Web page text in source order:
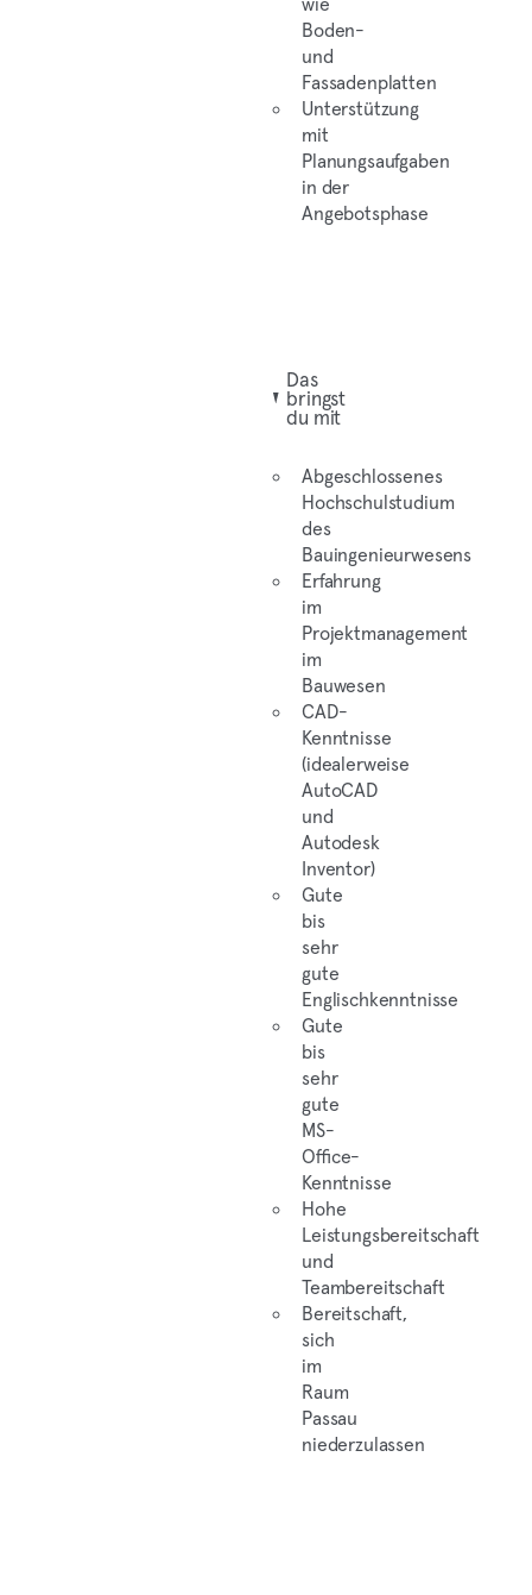
Boden-
und
Fassadenplatten
Unterstützung
mit
Planungsaufgaben
in der
Angebotsphase
Das
bringst
du mit
Abgeschlossenes
Hochschulstudium
des
Bauingenieurwesens
Erfahrung
im
Projektmanagement
im
Bauwesen
CAD-
Kenntnisse
(idealerweise
AutoCAD
und
Autodesk
Inventor)
Gute
bis
sehr
gute
Englischkenntnisse
Gute
bis
sehr
gute
MS-
Office-
Kenntnisse
Hohe
Leistungsbereitschaft
und
Teambereitschaft
Bereitschaft,
sich
im
Raum
Passau
niederzulassen